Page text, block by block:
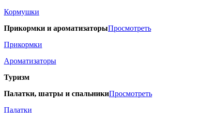
Кормушки
Прикормки и ароматизаторыПросмотреть
Прикормки
Ароматизаторы
Туризм
Палатки, шатры и спальникиПросмотреть
Палатки